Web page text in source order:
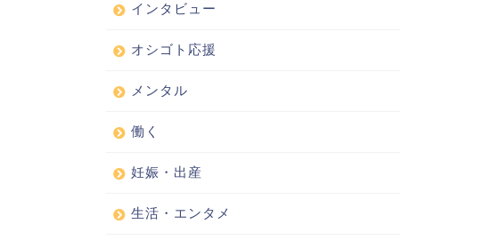
インタビュー
オシゴト応援
メンタル
働く
妊娠・出産
生活・エンタメ